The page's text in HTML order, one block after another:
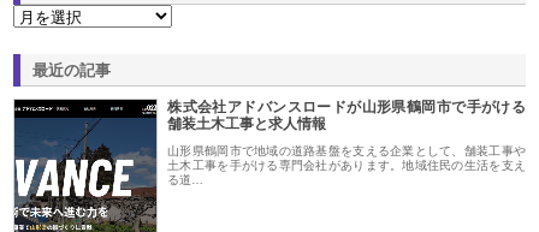
最近の記事
株式会社アドバンスロードが山形県鶴岡市で手がける
舗装土木工事と求人情報
山形県鶴岡市で地域の道路基盤を支える企業として、舗装工事や
土木工事を手がける専門会社があります。地域住民の生活を支え
る道…